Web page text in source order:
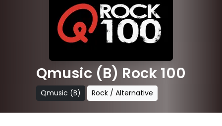
Qmusic (B) Rock 100
Qmusic (B) Rock / Alternative